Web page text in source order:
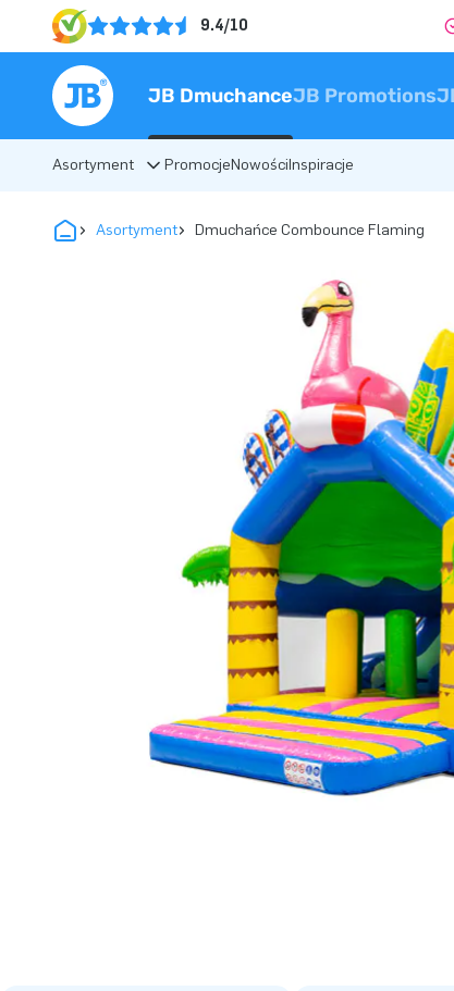
9.4/10
JB DmuchanceJB Promotions
Asortyment PromocjeNowościInspiracje
Asortyment Dmuchańce Combounce Flaming